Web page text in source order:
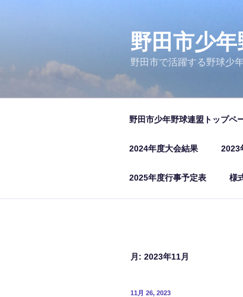
野田市少
野田市で活躍する野球少
野田市少年野球連盟トップペ
2024年度大会結果 2023
2025年度行事予定表 様
月: 2023年11月
投
11月 26, 2023